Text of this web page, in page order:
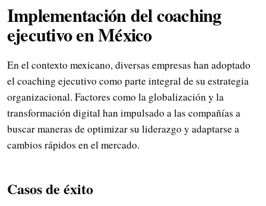
Implementación del coaching
ejecutivo en México
En el contexto mexicano, diversas empresas han adoptado
el coaching ejecutivo como parte integral de su estrategia
organizacional. Factores como la globalización y la
transformación digital han impulsado a las compañías a
buscar maneras de optimizar su liderazgo y adaptarse a
cambios rápidos en el mercado.
Casos de éxito